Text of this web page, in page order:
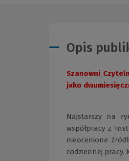
Opis
Szanowni
jako
Najstarszy na
współpracy z
nieocenione
codziennej pracy.